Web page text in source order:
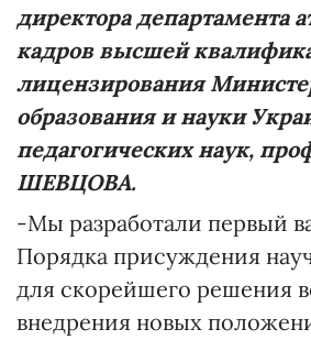
директора департамента
кадров высшей
лицензирования
образования и науки
педагогических наук,
ШЕВЦОВА.
-Мы разработали первый
Порядка присуждения
для скорейшего решения
внедрения новых